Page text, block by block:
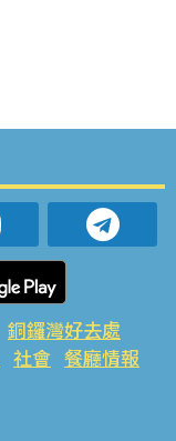
銅鑼灣好去處
社會 餐廳情報